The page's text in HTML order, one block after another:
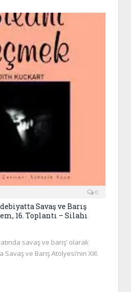
0
Savaş ve Barış
16. Toplantı – Silahı
savaş ve barış’ olarak
ve Barış Atölyesi’nin XIII.